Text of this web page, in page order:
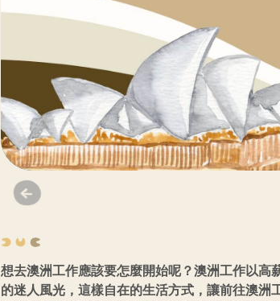
想去澳洲工作應該要怎麼開始呢？澳洲工作以高
的迷人風光，這樣自在的生活方式，讓前往澳洲